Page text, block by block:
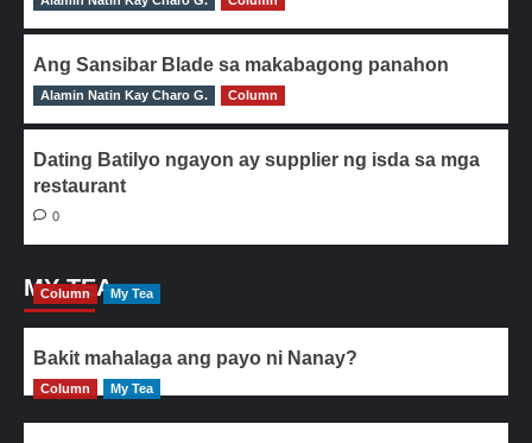
Ang Sansibar Blade sa makabagong panahon
0
Alamin Natin Kay Charo G. Column
Dating Batilyo ngayon ay supplier ng isda sa mga
restaurant
0
MY TEA
Column My Tea
Bakit mahalaga ang payo ni Nanay?
Column My Tea